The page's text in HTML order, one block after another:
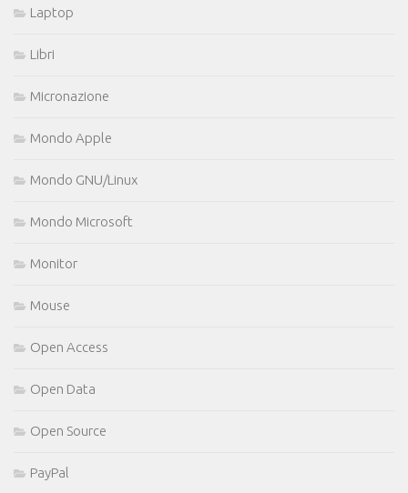
Laptop
Libri
Micronazione
Mondo Apple
Mondo GNU/Linux
Mondo Microsoft
Monitor
Mouse
Open Access
Open Data
Open Source
PayPal